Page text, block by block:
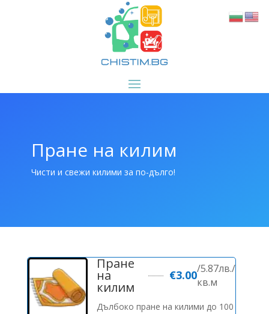
Пране на килим
Чисти и свежи килими за по-дълго!
Пране
на
килим
€3.00/5.87лв./
кв.м
Дълбоко пране на килими до 100